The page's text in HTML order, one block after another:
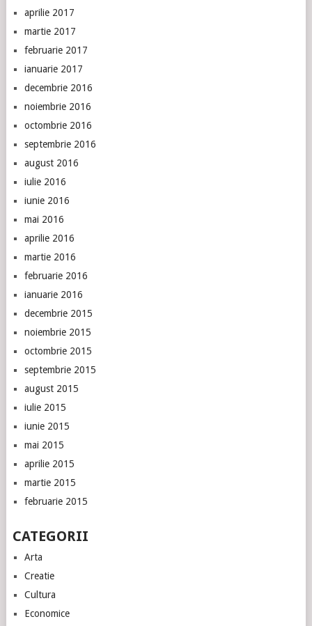
aprilie 2017
martie 2017
februarie 2017
ianuarie 2017
decembrie 2016
noiembrie 2016
octombrie 2016
septembrie 2016
august 2016
iulie 2016
iunie 2016
mai 2016
aprilie 2016
martie 2016
februarie 2016
ianuarie 2016
decembrie 2015
noiembrie 2015
octombrie 2015
septembrie 2015
august 2015
iulie 2015
iunie 2015
mai 2015
aprilie 2015
martie 2015
februarie 2015
CATEGORII
Arta
Creatie
Cultura
Economice